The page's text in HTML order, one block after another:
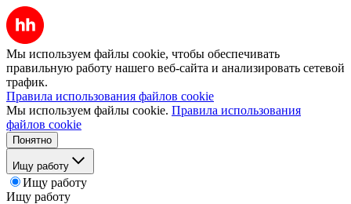
Мы используем файлы cookie, чтобы обеспечивать
правильную работу нашего веб-сайта и анализировать сетевой
трафик.
Правила использования файлов cookie
Мы используем файлы cookie. Правила использования
файлов cookie
Понятно
Ищу работу
Ищу работу
Ищу работу